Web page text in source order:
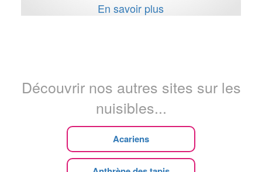
En savoir plus
Découvrir nos autres sites sur les
nuisibles...
Acariens